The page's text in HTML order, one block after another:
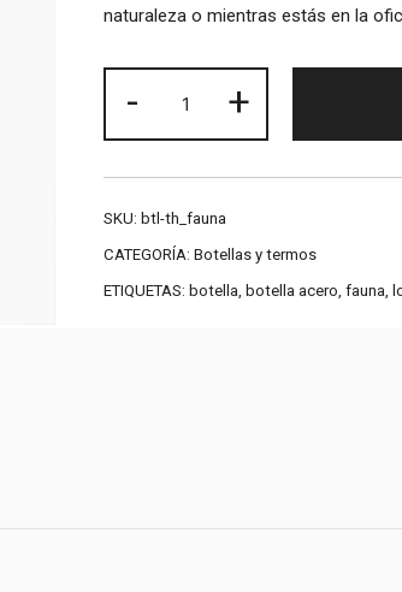
naturaleza o mientras estás en la
-
térmica
de
acero
cantidad
+
SKU: btl-th_fauna
CATEGORÍA: Botellas y termos
ETIQUETAS: botella botella acero fauna